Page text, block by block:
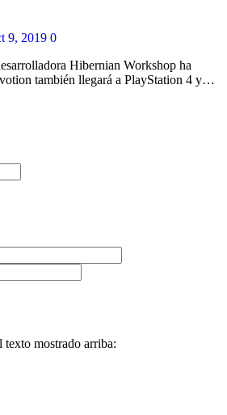
9, 2019 0
Hibernian Workshop ha
también llegará a PlayStation 4 y…
texto mostrado arriba: